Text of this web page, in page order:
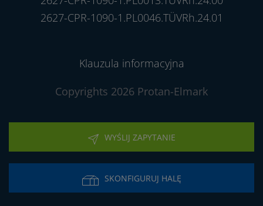
2627-CPR-1090-1.PL0046.TÜVRh.24.01
Klauzula informacyjna
Copyrights 2026 Protan-Elmark
WYŚLIJ ZAPYTANIE
SKONFIGURUJ HALĘ